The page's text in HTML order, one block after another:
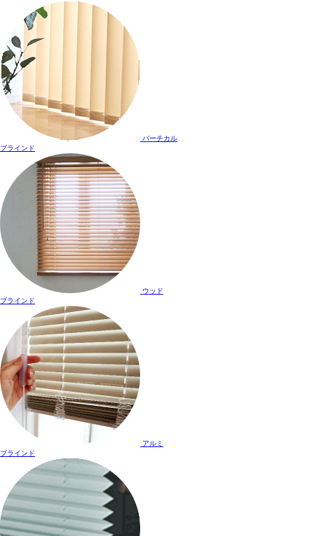
バーチカル
ブラインド
ウッド
ブラインド
アルミ
ブラインド